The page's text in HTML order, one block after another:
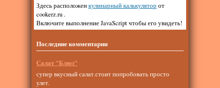
Здесь расположенкулинарный калькулятор от
cookerz.ru .
Включите выполнение JavaScript чтобы его увидеть!
Последние комментарии
Салат "Блюз"
супер вкусный салат.стоит попробовать просто
улет.